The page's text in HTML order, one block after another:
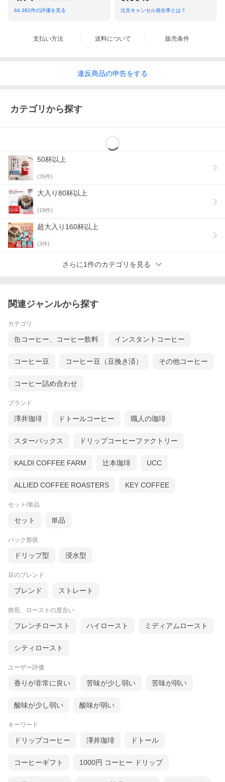
64,382件の評価を見る 注文キャンセル発生率とは？
支払い方法 送料について 販売条件
違反商品の申告をする
カテゴリから探す
50杯以上
(35件)
大入り80杯以上
(19件)
超大入り160杯以上
(3件)
さらに1件のカテゴリを見る
関連ジャンルから探す
カテゴリ
缶コーヒー、コーヒー飲料 インスタントコーヒー
コーヒー豆 コーヒー豆（豆挽き済） その他コーヒー
コーヒー詰め合わせ
ブランド
澤井珈琲 ドトールコーヒー 職人の珈琲
スターバックス ドリップコーヒーファクトリー
KALDI COFFEE FARM 辻本珈琲 UCC
ALLIED COFFEE ROASTERS KEY COFFEE
セット/単品
セット 単品
パック形状
ドリップ型 浸水型
豆のブレンド
ブレンド ストレート
焙煎、ローストの度合い
フレンチロースト ハイロースト ミディアムロースト
シティロースト
ユーザー評価
香りが非常に良い 苦味が少し弱い 苦味が弱い
酸味が少し弱い 酸味が弱い
キーワード
ドリップコーヒー 澤井珈琲 ドトール
コーヒーギフト 1000円 コーヒー ドリップ